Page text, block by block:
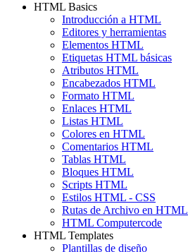
HTML Basics
Introducción a HTML
Editores y herramientas
Elementos HTML
Etiquetas HTML básicas
Atributos HTML
Encabezados HTML
Formato HTML
Enlaces HTML
Listas HTML
Colores en HTML
Comentarios HTML
Tablas HTML
Bloques HTML
Scripts HTML
Estilos HTML - CSS
Rutas de Archivo en HTML
HTML Computercode
HTML Templates
Plantillas de diseño